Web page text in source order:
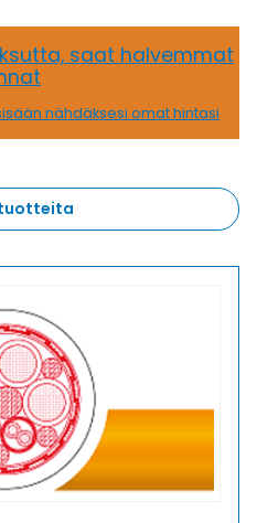
saat halvemmat
nähdäksesi omat hintasi